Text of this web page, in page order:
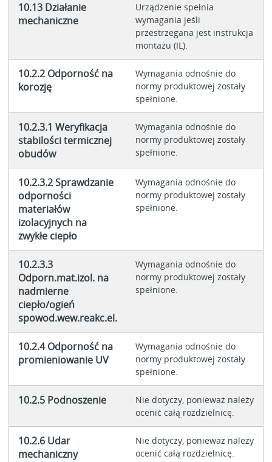
10.13 Działanie
mechaniczne
Urządzenie spełnia
wymagania jeśli
przestrzegana jest instrukcja
montażu (IL).
10.2.2 Odporność na
korozję
Wymagania odnośnie do
normy produktowej zostały
spełnione.
10.2.3.1 Weryfikacja
stabilości termicznej
obudów
Wymagania odnośnie do
normy produktowej zostały
spełnione.
10.2.3.2 Sprawdzanie
odporności
materiałów
izolacyjnych na
zwykłe ciepło
Wymagania odnośnie do
normy produktowej zostały
spełnione.
10.2.3.3
Odporn.mat.izol. na
nadmierne
ciepło/ogień
spowod.wew.reakc.el.
Wymagania odnośnie do
normy produktowej zostały
spełnione.
10.2.4 Odporność na
promieniowanie UV
Wymagania odnośnie do
normy produktowej zostały
spełnione.
10.2.5 Podnoszenie
Nie dotyczy, ponieważ należy
ocenić całą rozdzielnicę.
10.2.6 Udar
mechaniczny
Nie dotyczy, ponieważ należy
ocenić całą rozdzielnicę.